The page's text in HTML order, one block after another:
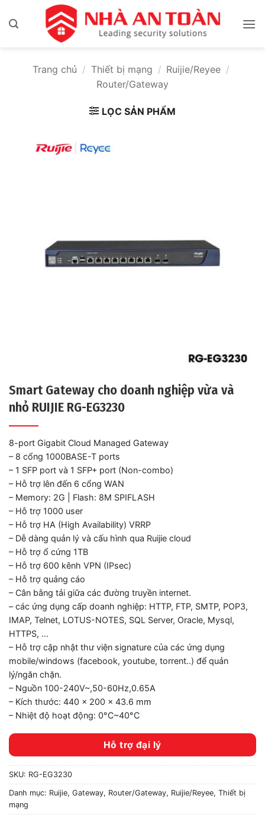
qua
Trang chủ / Thiết bị mạng / Ruijie/Reyee /
Router/Gateway
LỌC SẢN PHẨM
Smart Gateway cho doanh nghiệp vừa và
nhỏ RUIJIE RG-EG3230
8-port Gigabit Cloud Managed Gateway
– 8 cổng 1000BASE-T ports
– 1 SFP port và 1 SFP+ port (Non-combo)
– Hỗ trợ lên đến 6 cổng WAN
– Memory: 2G | Flash: 8M SPIFLASH
– Hỗ trợ 1000 user
– Hỗ trợ HA (High Availability) VRRP
– Dễ dàng quản lý và cấu hình qua Ruijie cloud
– Hỗ trợ ổ cứng 1TB
– Hỗ trợ 600 kênh VPN (IPsec)
– Hỗ trợ quảng cáo
– Cân bằng tải giữa các đường truyền internet.
– các ứng dụng cấp doanh nghiệp: HTTP, FTP, SMTP, POP3,
IMAP, Telnet, LOTUS-NOTES, SQL Server, Oracle, Mysql,
HTTPS, …
– Hỗ trợ cập nhật thư viện signature của các ứng dụng
mobile/windows (facebook, youtube, torrent..) để quản
lý/ngăn chặn.
– Nguồn 100-240V~,50-60Hz,0.65A
– Kích thước: 440 × 200 × 43.6 mm
– Nhiệt độ hoạt động: 0°C~40°C
Hỗ trợ đại lý
SKU: RG-EG3230
Danh mục: Ruijie, Gateway, Router/Gateway, Ruijie/Reyee, Thiết bị
mạng